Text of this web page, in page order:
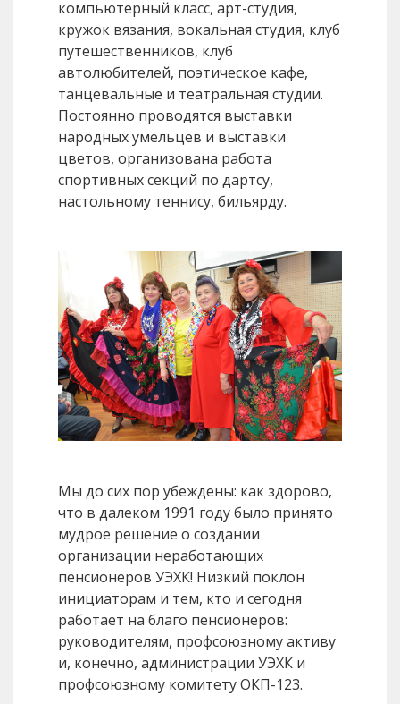
компьютерный класс, арт-студия,
кружок вязания, вокальная студия, клуб
путешественников, клуб
автолюбителей, поэтическое кафе,
танцевальные и театральная студии.
Постоянно проводятся выставки
народных умельцев и выставки
цветов, организована работа
спортивных секций по дартсу,
настольному теннису, бильярду.
Мы до сих пор убеждены: как здорово,
что в далеком 1991 году было принято
мудрое решение о создании
организации неработающих
пенсионеров УЭХК! Низкий поклон
инициаторам и тем, кто и сегодня
работает на благо пенсионеров:
руководителям, профсоюзному активу
и, конечно, администрации УЭХК и
профсоюзному комитету ОКП-123.